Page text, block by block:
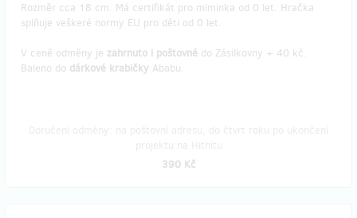
Rozměr cca 18 cm. Má certifikát pro miminka od 0 let. Hračka
splňuje veškeré normy EU pro děti od 0 let.
V ceně odměny je zahrnuto i poštovné do Zásilkovny + 40 kč.
Baleno do dárkové krabičky Ababu.
390 Kč